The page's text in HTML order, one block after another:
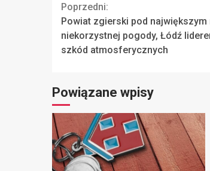
Continue
Reading
Poprzedni:
Powiat zgierski pod największym
niekorzystnej pogody, Łódź
szkód atmosferycznych
Powiązane wpisy